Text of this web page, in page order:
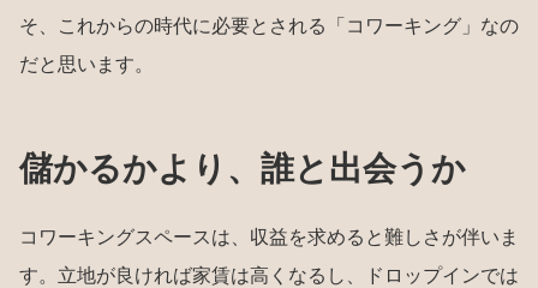
そ、これからの時代に必要とされる「コワーキング」なの
だと思います。
儲かるかより、誰と出会うか
コワーキングスペースは、収益を求めると難しさが伴いま
す。立地が良ければ家賃は高くなるし、ドロップインでは